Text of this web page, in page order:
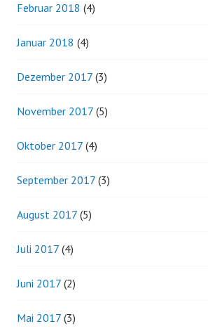
Februar 2018 (4)
Januar 2018 (4)
Dezember 2017 (3)
November 2017 (5)
Oktober 2017 (4)
September 2017 (3)
August 2017 (5)
Juli 2017 (4)
Juni 2017 (2)
Mai 2017 (3)